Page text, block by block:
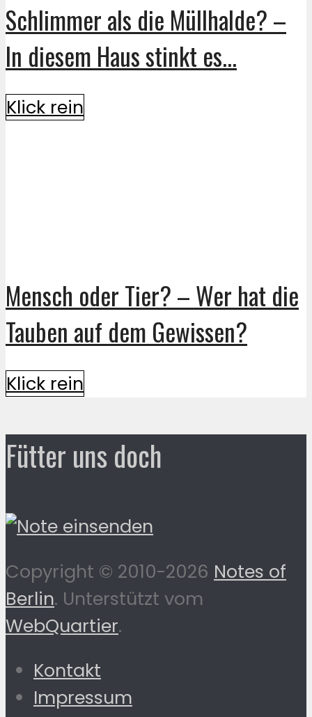
Schlimmer als die Müllhalde? –
In diesem Haus stinkt es...
Klick rein
Mensch oder Tier? – Wer hat die
Tauben auf dem Gewissen?
Klick rein
Fütter uns doch
Copyright © 2010-2026 Notes of
Berlin. Unterstützt vom
WebQuartier.
Kontakt
Impressum